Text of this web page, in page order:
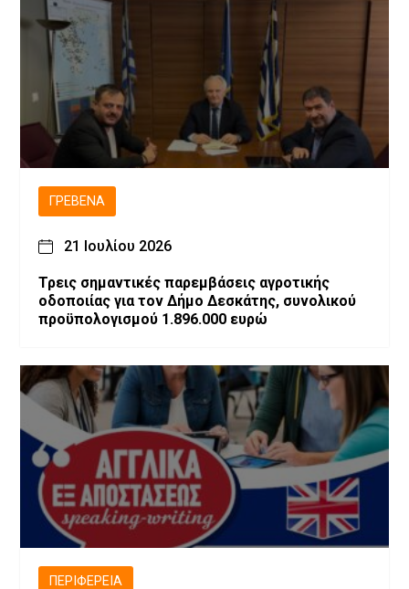
ΓΡΕΒΕΝΆ
21 Ιουλίου 2026
Τρεις σημαντικές παρεμβάσεις αγροτικής
οδοποιίας για τον Δήμο Δεσκάτης, συνολικού
προϋπολογισμού 1.896.000 ευρώ
ΠΕΡΙΦΈΡΕΙΑ